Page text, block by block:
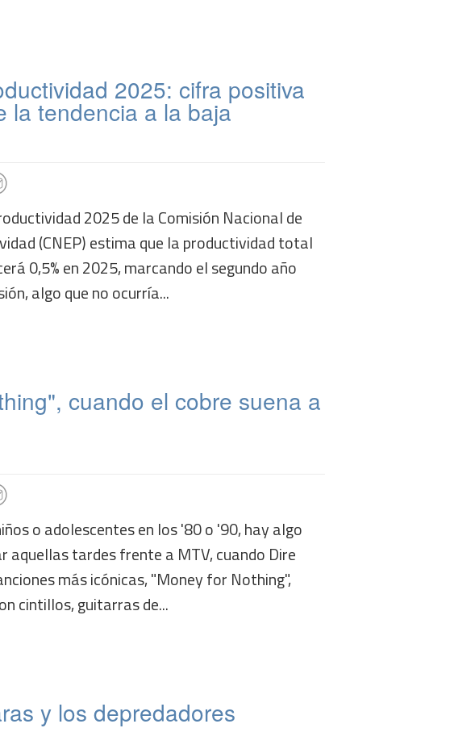
2025: cifra positiva
la tendencia a la baja
2025 de la Comisión Nacional de
(CNEP) estima que la productividad total
0,5% en 2025, marcando el segundo año
algo que no ocurría...
cuando el cobre suena a
o adolescentes en los '80 o '90, hay algo
aquellas tardes frente a MTV, cuando Dire
más icónicas, "Money for Nothing",
cintillos, guitarras de...
y los depredadores